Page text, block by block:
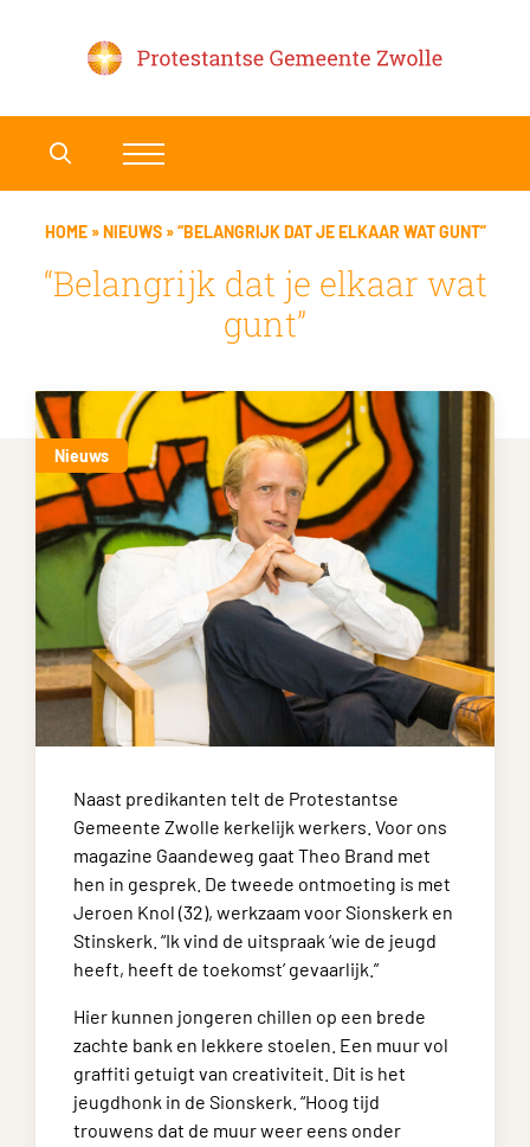
HOME»NIEUWS»“BELANGRIJK DAT JE ELKAAR WAT GUNT”
“Belangrijk dat je elkaar wat
gunt”
Nieuws
Naast predikanten telt de Protestantse
Gemeente Zwolle kerkelijk werkers. Voor ons
magazine Gaandeweg gaat Theo Brand met
hen in gesprek. De tweede ontmoeting is met
Jeroen Knol (32), werkzaam voor Sionskerk en
Stinskerk. “Ik vind de uitspraak ‘wie de jeugd
heeft, heeft de toekomst’ gevaarlijk.”
Hier kunnen jongeren chillen op een brede
zachte bank en lekkere stoelen. Een muur vol
graffiti getuigt van creativiteit. Dit is het
jeugdhonk in de Sionskerk. “Hoog tijd
trouwens dat de muur weer eens onder